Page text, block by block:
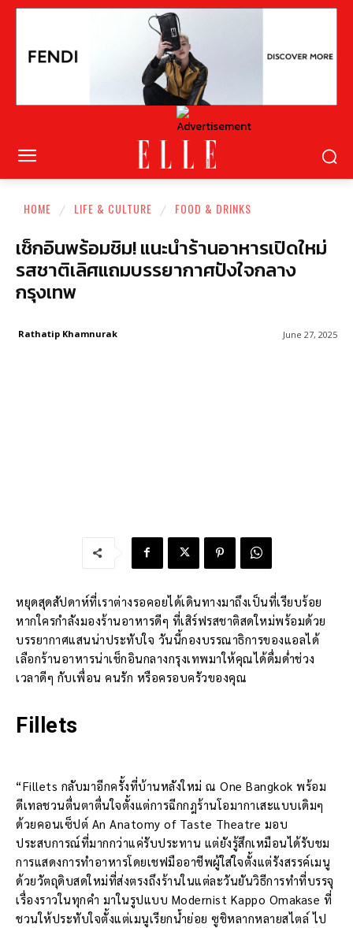
HOME LIFE & CULTURE FOOD & DRINKS
เช็กอินพร้อมชิม! แนะนำร้านอาหารเปิดใหม่
รสชาติเลิศแถมบรรยากาศปังใจกลาง
กรุงเทพ
June 27, 2025
Rathatip Khamnurak
หยุดสุดสัปดาห์ที่เราต่างรอคอยได้เดินทางมาถึงเป็นที่เรียบร้อย
หากใครกำลังมองร้านอาหารดีๆ ที่เสิร์ฟรสชาติสดใหม่พร้อมด้วย
บรรยากาศแสนน่าประทับใจ วันนี้กองบรรณาธิการของแอลได้
เลือกร้านอาหารน่าเช็กอินกลางกรุงเทพมาให้คุณได้ดื่มด่ำช่วง
เวลาดีๆ กับเพื่อน คนรัก หรือครอบครัวของคุณ
Fillets
“Fillets กลับมาอีกครั้งที่บ้านหลังใหม่ ณ One Bangkok พร้อม
ดีเทลชวนตื่นตาตื่นใจตั้งแต่การฉีกกฎร้านโอมากาเสะแบบเดิมๆ
ด้วยคอนเซ็ปต์ An Anatomy of Taste Theatre มอบ
ประสบการณ์ที่มากกว่าแค่รับประทาน แต่ยังรู้สึกเหมือนได้รับชม
การแสดงการทำอาหารโดยเชฟมืออาชีพผู้ใส่ใจตั้งแต่รังสรรค์เมนู
ด้วยวัตถุดิบสดใหม่ที่ส่งตรงถึงร้านในแต่ละวันยันวิธีการทำที่บรรจุ
เรื่องราวในทุกคำ มาในรูปแบบ Modernist Kappo Omakase ที่
ชวนให้ประทับใจตั้งแต่เมนูเรียกน้ำย่อย ซูชิหลากหลายสไตล์ ไป